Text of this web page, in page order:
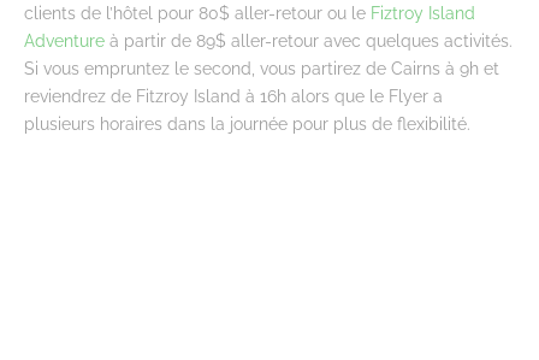
clients de l’hôtel pour 80$ aller-retour ou le Fiztroy Island
Adventure à partir de 89$ aller-retour avec quelques activités.
Si vous empruntez le second, vous partirez de Cairns à 9h et
reviendrez de Fitzroy Island à 16h alors que le Flyer a
plusieurs horaires dans la journée pour plus de flexibilité.